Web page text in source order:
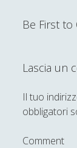
Andrea
Andrea Zeppi
Brad Smith
Chiara Cozzi
Be First
Lascia un
Il tuo
obbligatori
Comment